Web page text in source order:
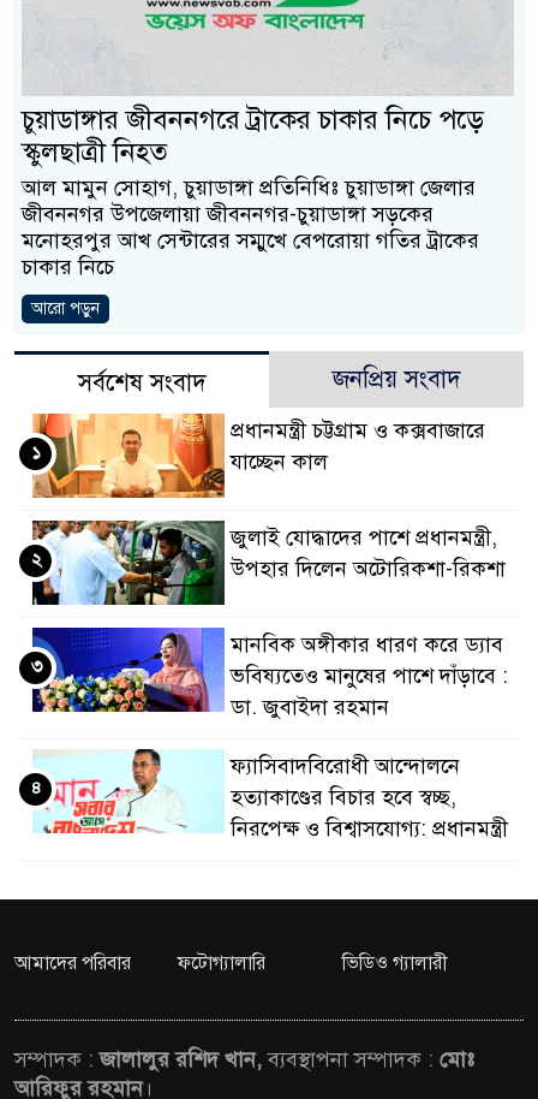
ও বিশ্বাসযোগ্য: প্রধানমন্ত্রী
মাননীয় প্রধানমন্ত্রী,
উদ্ধার
জনগণ পরিবর্তন
মিরপুর মডেল থানার
মাদক কারবারি গ্রেফতার
২৮ লাখ টাকার জাল
যেকোনো সময়
চুয়াডাঙ্গার জীবননগরে ট্রাকের চাকার নিচে পড়ে
স্কুলছাত্রী নিহত
আল মামুন সোহাগ, চুয়াডাঙ্গা প্রতিনিধিঃ চুয়াডাঙ্গা জেলার
জীবননগর উপজেলায়া জীবননগর-চুয়াডাঙ্গা সড়কের
মনোহরপুর আখ সেন্টারের সম্মুখে বেপরোয়া গতির ট্রাকের
চাকার নিচে
আরো পড়ুন
সর্বশেষ সংবাদ জনপ্রিয় সংবাদ
প্রধানমন্ত্রী চট্টগ্রাম ও কক্সবাজারে
যাচ্ছেন কাল
১
জুলাই যোদ্ধাদের পাশে প্রধানমন্ত্রী,
উপহার দিলেন অটোরিকশা-রিকশা
২
মানবিক অঙ্গীকার ধারণ করে ড্যাব
ভবিষ্যতেও মানুষের পাশে দাঁড়াবে :
ডা. জুবাইদা রহমান
৩
ফ্যাসিবাদবিরোধী আন্দোলনে
হত্যাকাণ্ডের বিচার হবে স্বচ্ছ,
নিরপেক্ষ ও বিশ্বাসযোগ্য: প্রধানমন্ত্রী
৪
সিল-স্বাক্ষর জালিয়াতি চক্রের পাঁচ
জুলাই আন্দোলন সফল হয়েছে :
৬
আমাদের পরিবার ফটোগ্যালারি ভিডিও গ্যালারী
সম্পাদক :জালালুর রশিদ খান,ব্যবস্থাপনা সম্পাদক : মোঃ
আরিফুর রহমান।